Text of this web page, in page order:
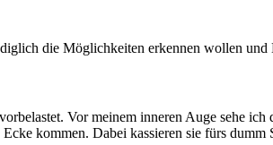
die Möglichkeiten erkennen wollen
Vor meinem inneren Auge sehe
kommen. Dabei kassieren sie fürs